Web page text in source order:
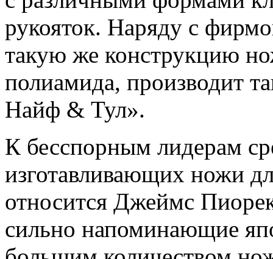
рукояток. Наряду с
такую же конструкцию
полиамида, производит
Найф & Тул».
К бесспорным лидерам
изготавливающих ножи
относится Джеймс
сильно напоминающие